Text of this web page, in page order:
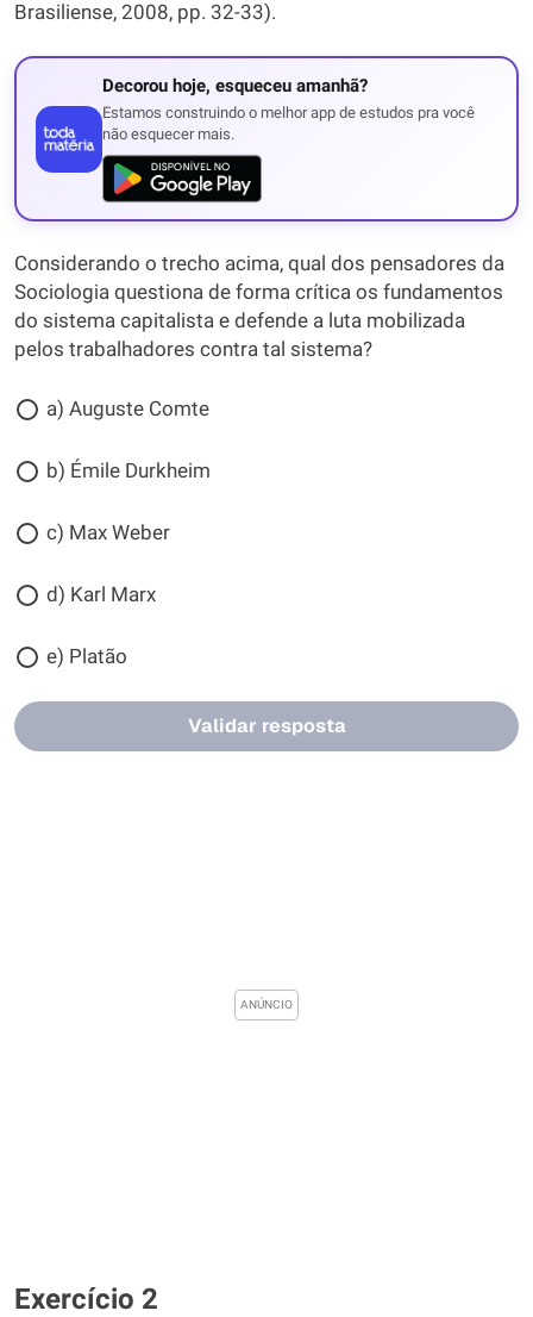
Brasiliense, 2008, pp. 32-33).
Decorou hoje, esqueceu amanhã?
Estamos construindo o melhor app de estudos pra você
não esquecer mais.
Considerando o trecho acima, qual dos pensadores da
Sociologia questiona de forma crítica os fundamentos
do sistema capitalista e defende a luta mobilizada
pelos trabalhadores contra tal sistema?
a) Auguste Comte
b) Émile Durkheim
c) Max Weber
d) Karl Marx
e) Platão
Validar resposta
Exercício 2